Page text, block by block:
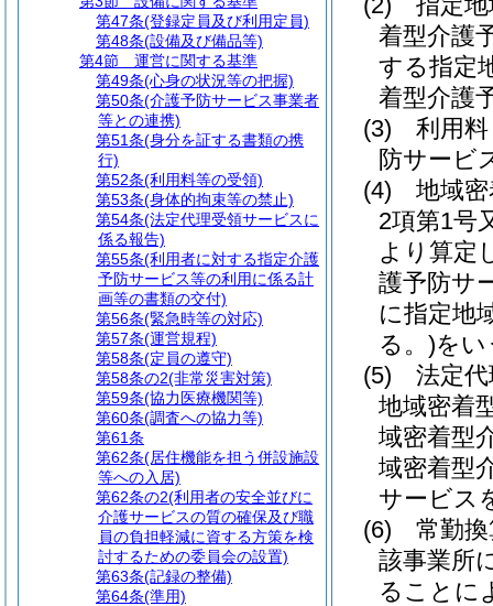
着型介護
する指定
着型介護
(3)
利用
防サービ
(4)
地域
2項第1号
より算定
護予防サ
に指定地
る。)をい
(5)
法定
地域密着
域密着型
域密着型
サービス
(6)
常勤
該事業所
ることに
第47条(登録定員及び利用定員)
第48条(設備及び備品等)
第4節
運営に関する基準
第49条(心身の状況等の把握)
第50条(介護予防サービス事業者
等との連携)
第51条(身分を証する書類の携
行)
第52条(利用料等の受領)
第53条(身体的拘束等の禁止)
第54条(法定代理受領サービスに
係る報告)
第55条(利用者に対する指定介護
予防サービス等の利用に係る計
画等の書類の交付)
第56条(緊急時等の対応)
第57条(運営規程)
第58条(定員の遵守)
第58条の2(非常災害対策)
第59条(協力医療機関等)
第60条(調査への協力等)
第61条
第62条(居住機能を担う併設施設
等への入居)
第62条の2(利用者の安全並びに
介護サービスの質の確保及び職
員の負担軽減に資する方策を検
討するための委員会の設置)
第63条(記録の整備)
第64条(準用)